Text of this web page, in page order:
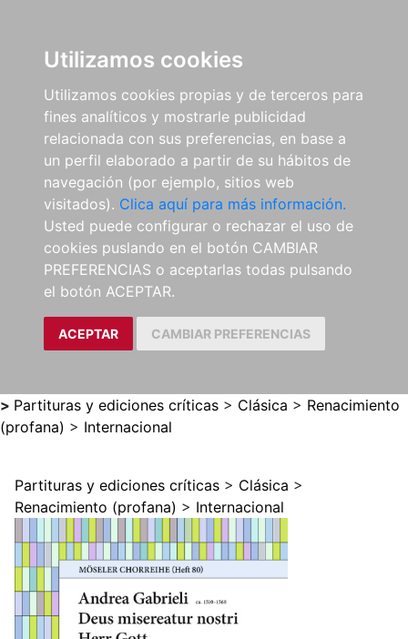
Utilizamos cookies
Utilizamos cookies propias y de terceros para
fines analíticos y mostrarle publicidad
relacionada con sus preferencias, en base a
un perfil elaborado a partir de su hábitos de
navegación (por ejemplo, sitios web
visitados). Clica aquí para más información.
Usted puede configurar o rechazar el uso de
cookies puslando en el botón CAMBIAR
PREFERENCIAS o aceptarlas todas pulsando
el botón ACEPTAR.
ACEPTAR CAMBIAR PREFERENCIAS
> Partituras y ediciones críticas > Clásica > Renacimiento
(profana) > Internacional
Partituras y ediciones críticas > Clásica >
Renacimiento (profana) > Internacional